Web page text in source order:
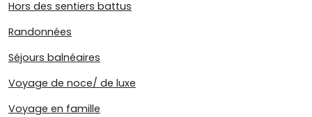
Hors des sentiers battus
Randonnées
Séjours balnéaires
Voyage de noce/ de luxe
Voyage en famille